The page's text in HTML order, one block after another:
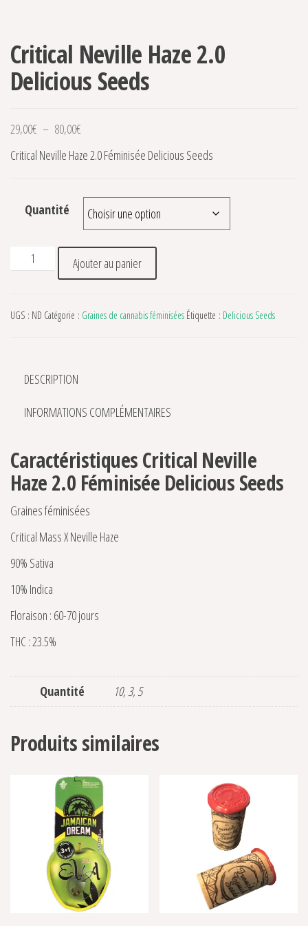
Critical Neville Haze 2.0
Delicious Seeds
29,00€ – 80,00€
Critical Neville Haze 2.0 Féminisée Delicious Seeds
Quantité
quantité de Critical Neville Haze 2.0 Delicious Seeds
Ajouter au panier
UGS : ND Catégorie : Graines de cannabis féminisées Étiquette : Delicious Seeds
DESCRIPTION
INFORMATIONS COMPLÉMENTAIRES
Caractéristiques Critical Neville
Haze 2.0 Féminisée Delicious Seeds
Graines féminisées
Critical Mass X Neville Haze
90% Sativa
10% Indica
Floraison : 60-70 jours
THC : 23.5%
Quantité 10, 3, 5
Produits similaires